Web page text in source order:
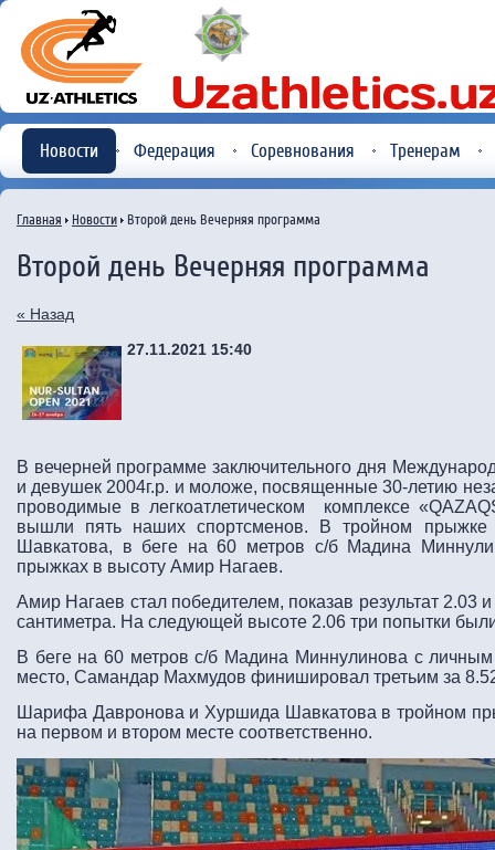
Новости Федерация Соревнования Тренерам
Главная Новости Второй день Вечерняя программа
Второй день Вечерняя программа
« Назад
27.11.2021 15:40
В вечерней программе заключительного дня
и девушек 2004г.р. и моложе, посвященные 30-летию
проводимые в легкоатлетическом комплексе
вышли пять наших спортсменов. В тройном
Шавкатова, в беге на 60 метров с/б Мадина
прыжках в высоту Амир Нагаев.
Амир Нагаев стал победителем, показав результат 2.03
сантиметра. На следующей высоте 2.06 три попытки
В беге на 60 метров с/б Мадина Миннулинова с
место, Самандар Махмудов финишировал третьим за
Шарифа Давронова и Хуршида Шавкатова в тройном
на первом и втором месте соответственно.